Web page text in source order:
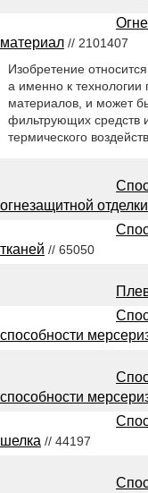
материал // 2101407
Изобретение
а именно к технологии
материалов, и может
фильтрующих средств
термического
огнезащитной
тканей // 65050
способности
способности
шелка // 44197